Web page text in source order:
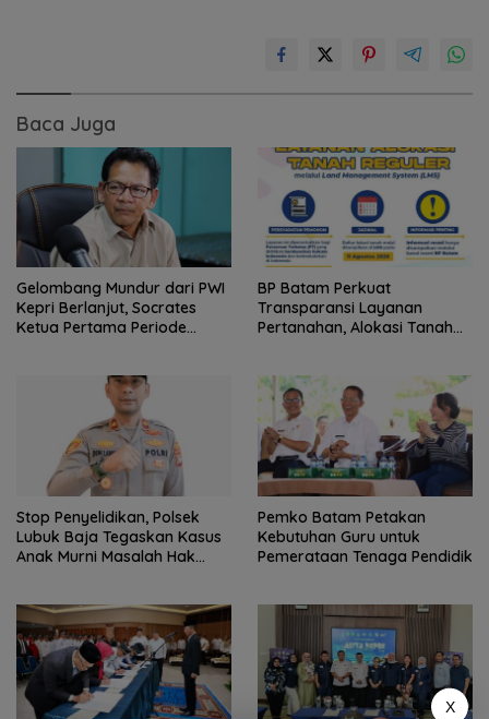
Baca Juga
Gelombang Mundur dari PWI
Kepri Berlanjut, Socrates
Ketua Pertama Periode
BP Batam Perkuat
Transparansi Layanan
Pertanahan, Alokasi Tanah
Stop Penyelidikan, Polsek
Lubuk Baja Tegaskan Kasus
Anak Murni Masalah Hak
Pemko Batam Petakan
Kebutuhan Guru untuk
Pemerataan Tenaga Pendidik
X